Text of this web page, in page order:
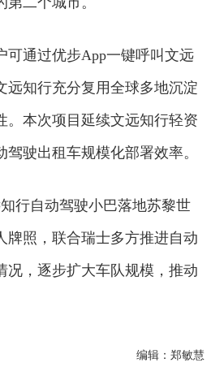
可通过优步App一键呼叫文远
远知行充分复用全球多地沉淀
。本次项目延续文远知行轻资
驶出租车规模化部署效率。
行自动驾驶小巴落地苏黎世
牌照，联合瑞士多方推进自动
况，逐步扩大车队规模，推动
编辑：郑敏慧